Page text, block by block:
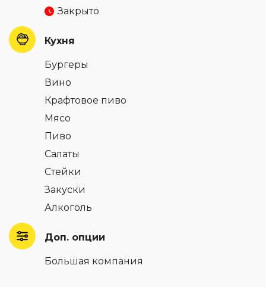
Закрыто
Кухня
Бургеры
Вино
Крафтовое пиво
Мясо
Пиво
Салаты
Стейки
Закуски
Алкоголь
Доп. опции
Большая компания